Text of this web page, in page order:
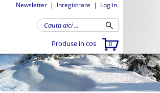
Newsletter | Inregistrare | Log in
Produse in cos 0